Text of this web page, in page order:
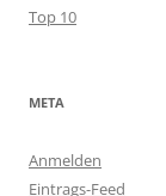
Top 10
META
Anmelden
Eintrags-Feed